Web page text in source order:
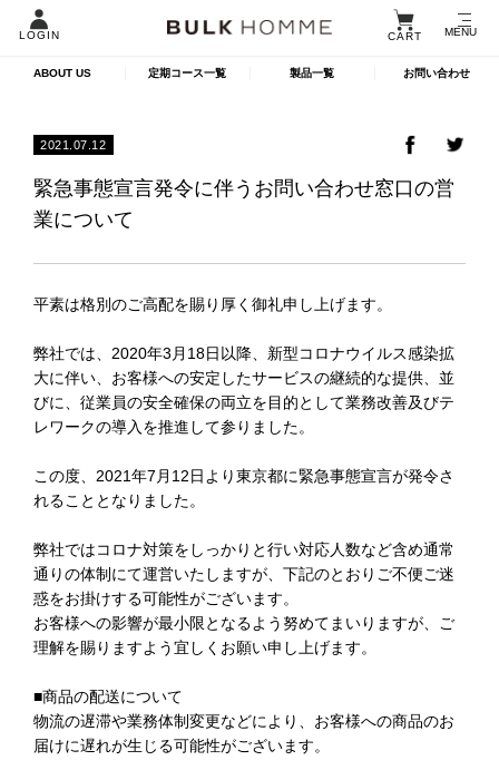
LOGIN CART MENU
ABOUT US 定期コース一覧 製品一覧 お問い合わせ
2021.07.12
緊急事態宣言発令に伴うお問い合わせ窓口の営
業について
平素は格別のご高配を賜り厚く御礼申し上げます。
弊社では、2020年3月18日以降、新型コロナウイルス感染拡
大に伴い、お客様への安定したサービスの継続的な提供、並
びに、従業員の安全確保の両立を目的として業務改善及びテ
レワークの導入を推進して参りました。
この度、2021年7月12日より東京都に緊急事態宣言が発令さ
れることとなりました。
弊社ではコロナ対策をしっかりと行い対応人数など含め通常
通りの体制にて運営いたしますが、下記のとおりご不便ご迷
惑をお掛けする可能性がございます。
お客様への影響が最小限となるよう努めてまいりますが、ご
理解を賜りますよう宜しくお願い申し上げます。
■商品の配送について
物流の遅滞や業務体制変更などにより、お客様への商品のお
届けに遅れが生じる可能性がございます。